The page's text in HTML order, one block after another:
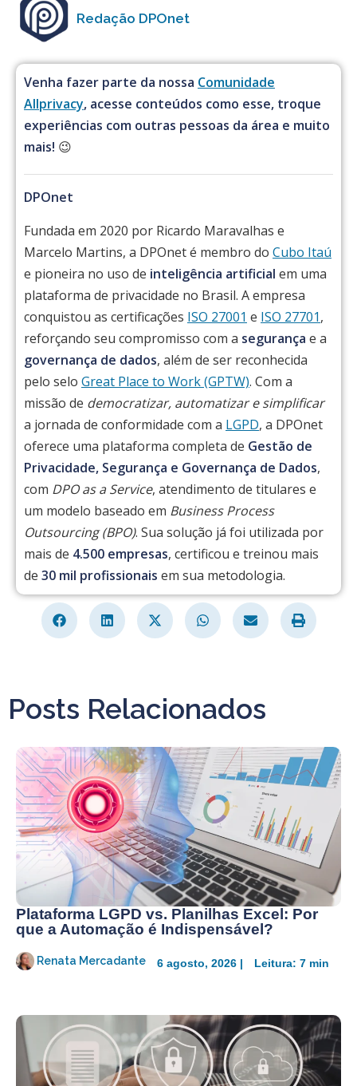
Redação DPOnet
Venha fazer parte da nossa Comunidade
Allprivacy, acesse conteúdos como esse, troque
experiências com outras pessoas da área e muito
mais! 😉
DPOnet
Fundada em 2020 por Ricardo Maravalhas e
Marcelo Martins, a DPOnet é membro do Cubo Itaú
e pioneira no uso de inteligência artificial em uma
plataforma de privacidade no Brasil. A empresa
conquistou as certificações ISO 27001 e ISO 27701,
reforçando seu compromisso com a segurança e a
governança de dados, além de ser reconhecida
pelo selo Great Place to Work (GPTW). Com a
missão de democratizar, automatizar e simplificar
a jornada de conformidade com a LGPD, a DPOnet
oferece uma plataforma completa de Gestão de
Privacidade, Segurança e Governança de Dados,
com DPO as a Service, atendimento de titulares e
um modelo baseado em Business Process
Outsourcing (BPO). Sua solução já foi utilizada por
mais de 4.500 empresas, certificou e treinou mais
de 30 mil profissionais em sua metodologia.
Posts Relacionados
Plataforma LGPD vs. Planilhas Excel: Por
que a Automação é Indispensável?
Renata Mercadante 6 agosto, 2026 | Leitura: 7 min